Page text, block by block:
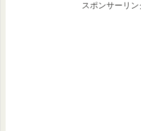
スポンサーリン